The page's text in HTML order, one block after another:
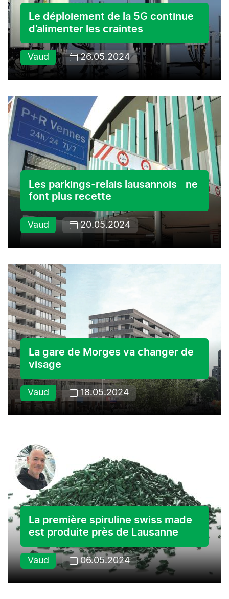
Le déploiement de la 5G continue
d’alimenter les craintes
Vaud 26.05.2024
Les parkings-relais lausannois ne
font plus recette
Vaud 20.05.2024
La gare de Morges va changer de
visage
Vaud 18.05.2024
La première spiruline swiss made
est produite près de Lausanne
Vaud 06.05.2024